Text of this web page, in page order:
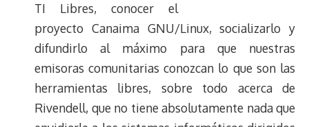
TI Libres, conocer el
proyecto Canaima GNU/Linux, socializarlo y
difundirlo al máximo para que nuestras
emisoras comunitarias conozcan lo que son las
herramientas libres, sobre todo acerca de
Rivendell, que no tiene absolutamente nada que